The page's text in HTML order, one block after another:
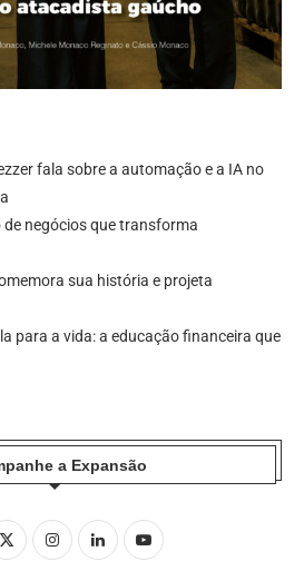
fala sobre a automação e a IA no
de negócios que transforma
sua história e projeta
para a vida: a educação financeira que
a Expansão